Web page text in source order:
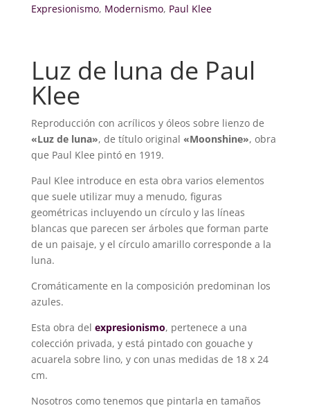
Expresionismo, Modernismo, Paul Klee
Luz de luna de Paul
Klee
Reproducción con acrílicos y óleos sobre lienzo de
«Luz de luna», de título original «Moonshine», obra
que Paul Klee pintó en 1919.
Paul Klee introduce en esta obra varios elementos
que suele utilizar muy a menudo, figuras
geométricas incluyendo un círculo y las líneas
blancas que parecen ser árboles que forman parte
de un paisaje, y el círculo amarillo corresponde a la
luna.
Cromáticamente en la composición predominan los
azules.
Esta obra del expresionismo, pertenece a una
colección privada, y está pintado con gouache y
acuarela sobre lino, y con unas medidas de 18 x 24
cm.
Nosotros como tenemos que pintarla en tamaños